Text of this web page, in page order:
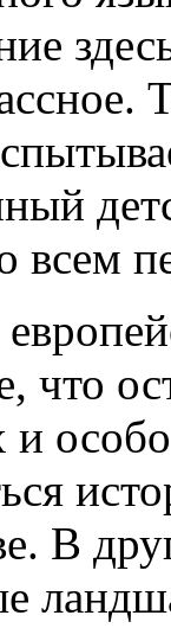
всем
что
и
В